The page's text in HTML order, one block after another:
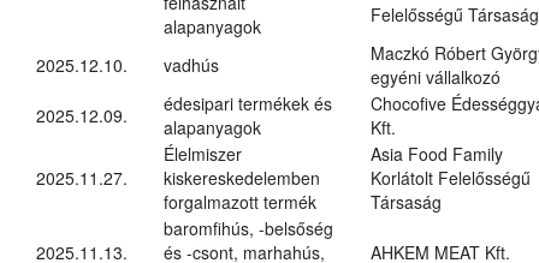
alapanyagok
Felelősségű Társaság
2025.12.10. vadhús
Maczkó Róbert
egyéni vállalkozó
2025.12.09.
édesipari termékek és
alapanyagok
Chocofive
Kft.
2025.11.27.
Élelmiszer
kiskereskedelemben
forgalmazott termék
Asia Food Family
Korlátolt Felelősségű
Társaság
2025.11.13.
baromfihús, -belsőség
és -csont, marhahús,
AHKEM MEAT Kft.